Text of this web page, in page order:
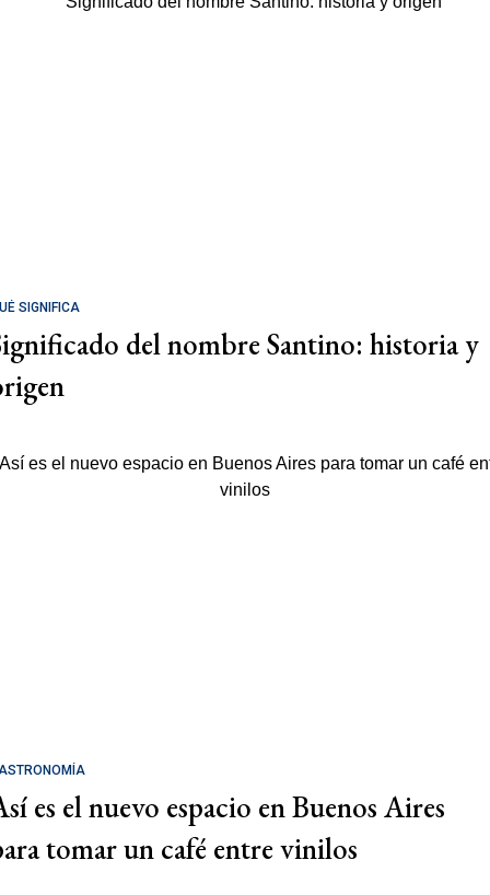
SIGNIFICA
del nombre Santino: historia y
es el nuevo espacio en Buenos Aires
tomar un café entre vinilos